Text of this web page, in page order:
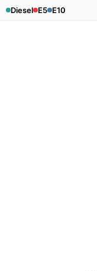
Diesel E5 E10